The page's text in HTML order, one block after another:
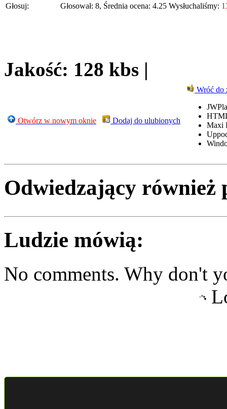
Głosuj: Głosował: 8, Średnia ocena: 4.25 Wysłuchaliśmy:
Jakość: 128 kbs |
Otwórz w nowym oknie Dodaj do ulubionych
Wróć do
Maxi
Odwiedzający również
Ludzie mówią:
No comments. Why don't